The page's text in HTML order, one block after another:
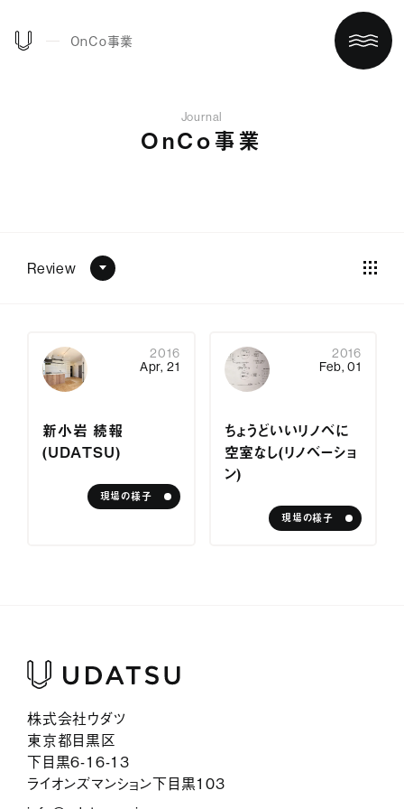
OnCo事業
Journal
OnCo事業
Review
2016
Apr, 21
新小岩 続報
（UDATSU）
現場の様子
2016
Feb, 01
ちょうどいいリノベに
空室なし（リノベーショ
ン）
現場の様子
株式会社ウダツ
東京都目黒区
下目黒6-16-13
ライオンズマンション下目黒103
買う/借りる
リノベする
サービス紹介
ジャーナル
お問い合わせ